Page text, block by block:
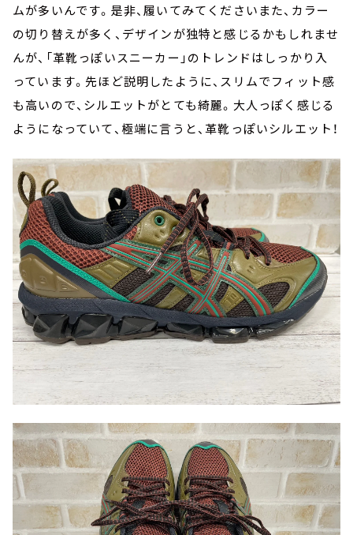
ムが多いんです。是非、履いてみてくださいまた、カラー
の切り替えが多く、デザインが独特と感じるかもしれませ
んが、「革靴っぽいスニーカー」のトレンドはしっかり入
っています。先ほど説明したように、スリムでフィット感
も高いので、シルエットがとても綺麗。大人っぽく感じる
ようになっていて、極端に言うと、革靴っぽいシルエット！